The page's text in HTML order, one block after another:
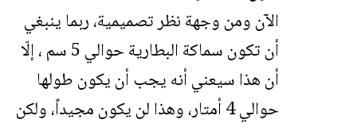
الآن ومن وجهة نظر تصميمية، ربما ينبغي
أن تكون سماكة البطارية حوالي 5 سم ، إلّا
أن هذا سيعني أنه يجب أن يكون طولها
حوالي 4 أمتار، وهذا لن يكون مجيداً، ولكن